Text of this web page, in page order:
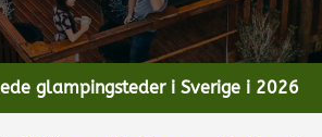
glampingsteder i Sverige i 2026